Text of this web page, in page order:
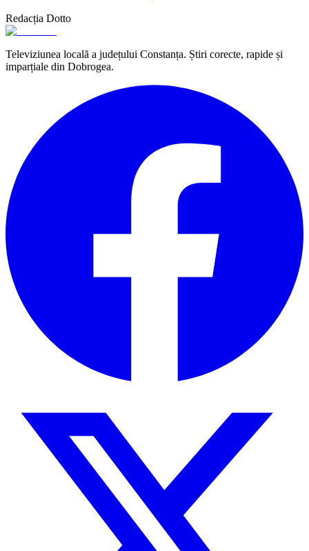
Redacția Dotto
Televiziunea locală a județului Constanța. Știri corecte, rapide și
imparțiale din Dobrogea.